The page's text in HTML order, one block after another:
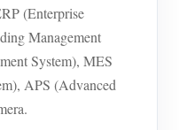
(Enterprise
Management
System), MES
APS (Advanced